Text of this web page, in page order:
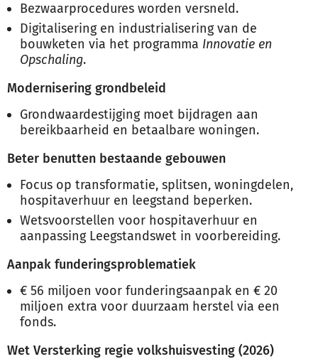
Bezwaarprocedures worden versneld.
Digitalisering en industrialisering van de
bouwketen via het programma Innovatie en
Opschaling.
Modernisering grondbeleid
Grondwaardestijging moet bijdragen aan
bereikbaarheid en betaalbare woningen.
Beter benutten bestaande gebouwen
Focus op transformatie, splitsen, woningdelen,
hospitaverhuur en leegstand beperken.
Wetsvoorstellen voor hospitaverhuur en
aanpassing Leegstandswet in voorbereiding.
Aanpak funderingsproblematiek
€ 56 miljoen voor funderingsaanpak en € 20
miljoen extra voor duurzaam herstel via een
fonds.
Wet Versterking regie volkshuisvesting (2026)